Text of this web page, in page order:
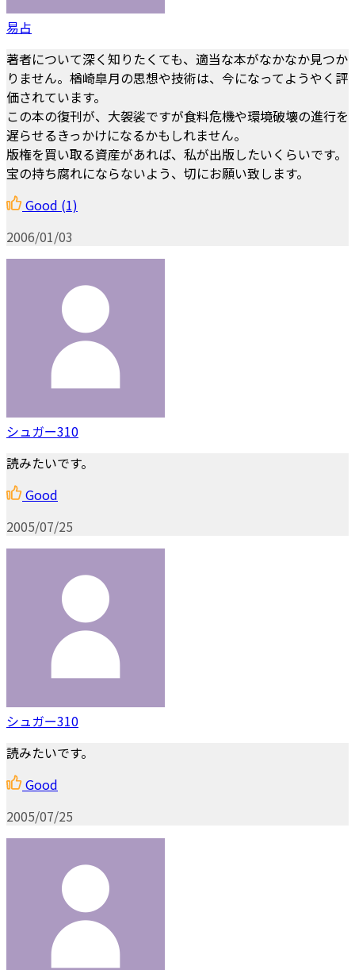
易占
著者について深く知りたくても、適当な本がなかなか見つか
りません。楢崎皐月の思想や技術は、今になってようやく評
価されています。
この本の復刊が、大袈裟ですが食料危機や環境破壊の進行を
遅らせるきっかけになるかもしれません。
版権を買い取る資産があれば、私が出版したいくらいです。
宝の持ち腐れにならないよう、切にお願い致します。
Good (1)
2006/01/03
シュガー310
読みたいです。
Good
2005/07/25
シュガー310
読みたいです。
Good
2005/07/25